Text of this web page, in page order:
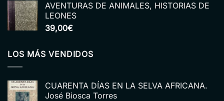
AVENTURAS DE ANIMALES, HISTORIAS DE
LEONES
39,00€
LOS MÁS VENDIDOS
CUARENTA DÍAS EN LA SELVA AFRICANA.
José Biosca Torres